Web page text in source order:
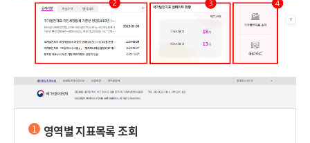
1 영역별 지표목록 조회